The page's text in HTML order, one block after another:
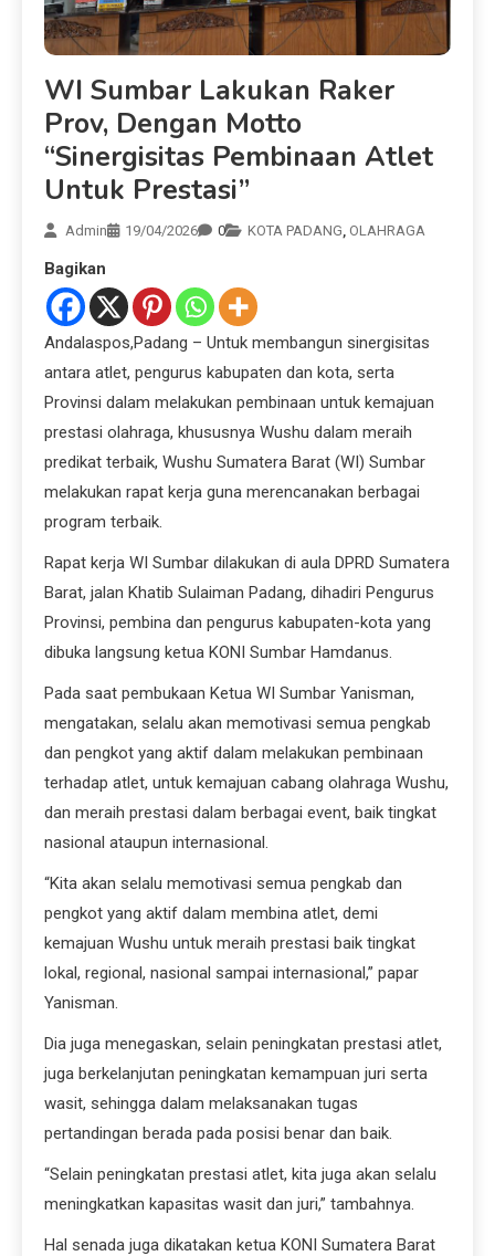
WI Sumbar Lakukan Raker
Prov, Dengan Motto
“Sinergisitas Pembinaan Atlet
Untuk Prestasi”
Admin 19/04/2026 0 KOTA PADANG OLAHRAGA
Bagikan
Andalaspos,Padang – Untuk membangun sinergisitas
antara atlet, pengurus kabupaten dan kota, serta
Provinsi dalam melakukan pembinaan untuk kemajuan
prestasi olahraga, khususnya Wushu dalam meraih
predikat terbaik, Wushu Sumatera Barat (WI) Sumbar
melakukan rapat kerja guna merencanakan berbagai
program terbaik.
Rapat kerja WI Sumbar dilakukan di aula DPRD Sumatera
Barat, jalan Khatib Sulaiman Padang, dihadiri Pengurus
Provinsi, pembina dan pengurus kabupaten-kota yang
dibuka langsung ketua KONI Sumbar Hamdanus.
Pada saat pembukaan Ketua WI Sumbar Yanisman,
mengatakan, selalu akan memotivasi semua pengkab
dan pengkot yang aktif dalam melakukan pembinaan
terhadap atlet, untuk kemajuan cabang olahraga Wushu,
dan meraih prestasi dalam berbagai event, baik tingkat
nasional ataupun internasional.
“Kita akan selalu memotivasi semua pengkab dan
pengkot yang aktif dalam membina atlet, demi
kemajuan Wushu untuk meraih prestasi baik tingkat
lokal, regional, nasional sampai internasional,” papar
Yanisman.
Dia juga menegaskan, selain peningkatan prestasi atlet,
juga berkelanjutan peningkatan kemampuan juri serta
wasit, sehingga dalam melaksanakan tugas
pertandingan berada pada posisi benar dan baik.
“Selain peningkatan prestasi atlet, kita juga akan selalu
meningkatkan kapasitas wasit dan juri,” tambahnya.
Hal senada juga dikatakan ketua KONI Sumatera Barat